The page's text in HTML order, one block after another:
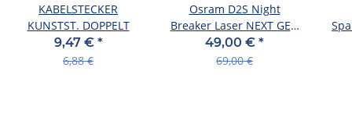
KABELSTECKER
KUNSTST. DOPPELT
9,47 € *
6,88 €
Osram D2S Night
Breaker Laser NEXT GEN
66240XNN Xenon
Scheinwerferlampe
49,00 € *
69,00 €